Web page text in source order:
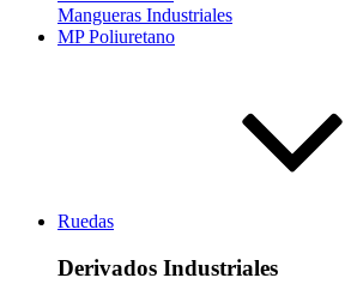
Mangueras Industriales
MP Poliuretano
Ruedas
Derivados Industriales